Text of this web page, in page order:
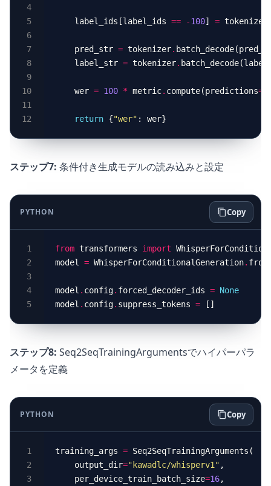
4
5
6
7
8
9
10
    label_ids[label_ids
== -100] = tokenizer
    pred_str
= tokenizer.
    label_str
= tokenizer.
    wer
= 100 * metric. compute(predictions=
return {"wer"
ステップ7: 条件付き生成モデルの読み込みと設定
PYTHON Copy
3
4
5
from transformers import
model = WhisperForConditionalGeneration.
model . config. forced_decoder_ids = None
model . config. suppress_tokens =
ステップ8: Seq2SeqTrainingArgumentsでハイパーパラ
メータを定義
PYTHON Copy
3
training_args =
    output_dir
="kawadlc/whisperv1"
    per_device_train_batch_size
=16